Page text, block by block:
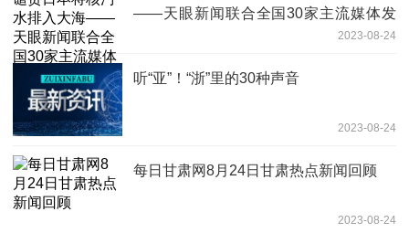
——天眼新闻联合全国30家主流媒体发
2023-08-24
听“亚”！“浙”里的30种声音
2023-08-24
每日甘肃网8月24日甘肃热点新闻回顾
2023-08-24